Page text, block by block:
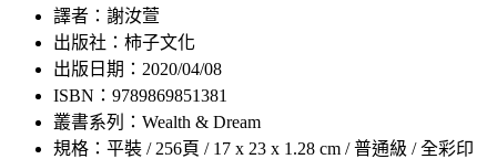
譯者：謝汝萱
出版社：柿子文化
出版日期：2020/04/08
ISBN：9789869851381
叢書系列：Wealth & Dream
規格：平裝 / 256頁 / 17 x 23 x 1.28 cm / 普通級 / 全彩印